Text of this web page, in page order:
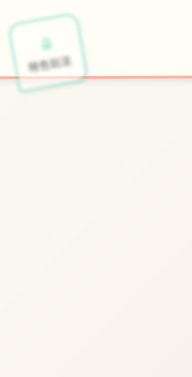
🔮
特色玩法 开始游戏